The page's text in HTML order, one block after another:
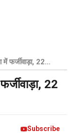
में फर्जीवाड़ा, 22
22
Subscribe